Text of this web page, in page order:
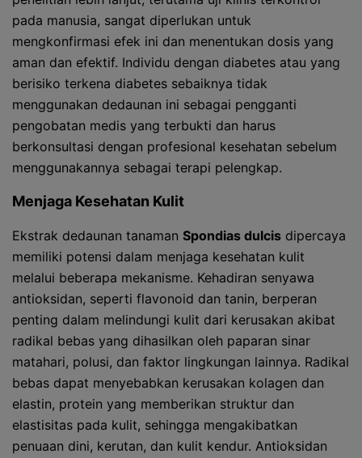
pada manusia, sangat diperlukan untuk
mengkonfirmasi efek ini dan menentukan dosis yang
aman dan efektif. Individu dengan diabetes atau yang
berisiko terkena diabetes sebaiknya tidak
menggunakan dedaunan ini sebagai pengganti
pengobatan medis yang terbukti dan harus
berkonsultasi dengan profesional kesehatan sebelum
menggunakannya sebagai terapi pelengkap.
Menjaga Kesehatan Kulit
Ekstrak dedaunan tanaman Spondias dulcis dipercaya
memiliki potensi dalam menjaga kesehatan kulit
melalui beberapa mekanisme. Kehadiran senyawa
antioksidan, seperti flavonoid dan tanin, berperan
penting dalam melindungi kulit dari kerusakan akibat
radikal bebas yang dihasilkan oleh paparan sinar
matahari, polusi, dan faktor lingkungan lainnya. Radikal
bebas dapat menyebabkan kerusakan kolagen dan
elastin, protein yang memberikan struktur dan
elastisitas pada kulit, sehingga mengakibatkan
penuaan dini, kerutan, dan kulit kendur. Antioksidan